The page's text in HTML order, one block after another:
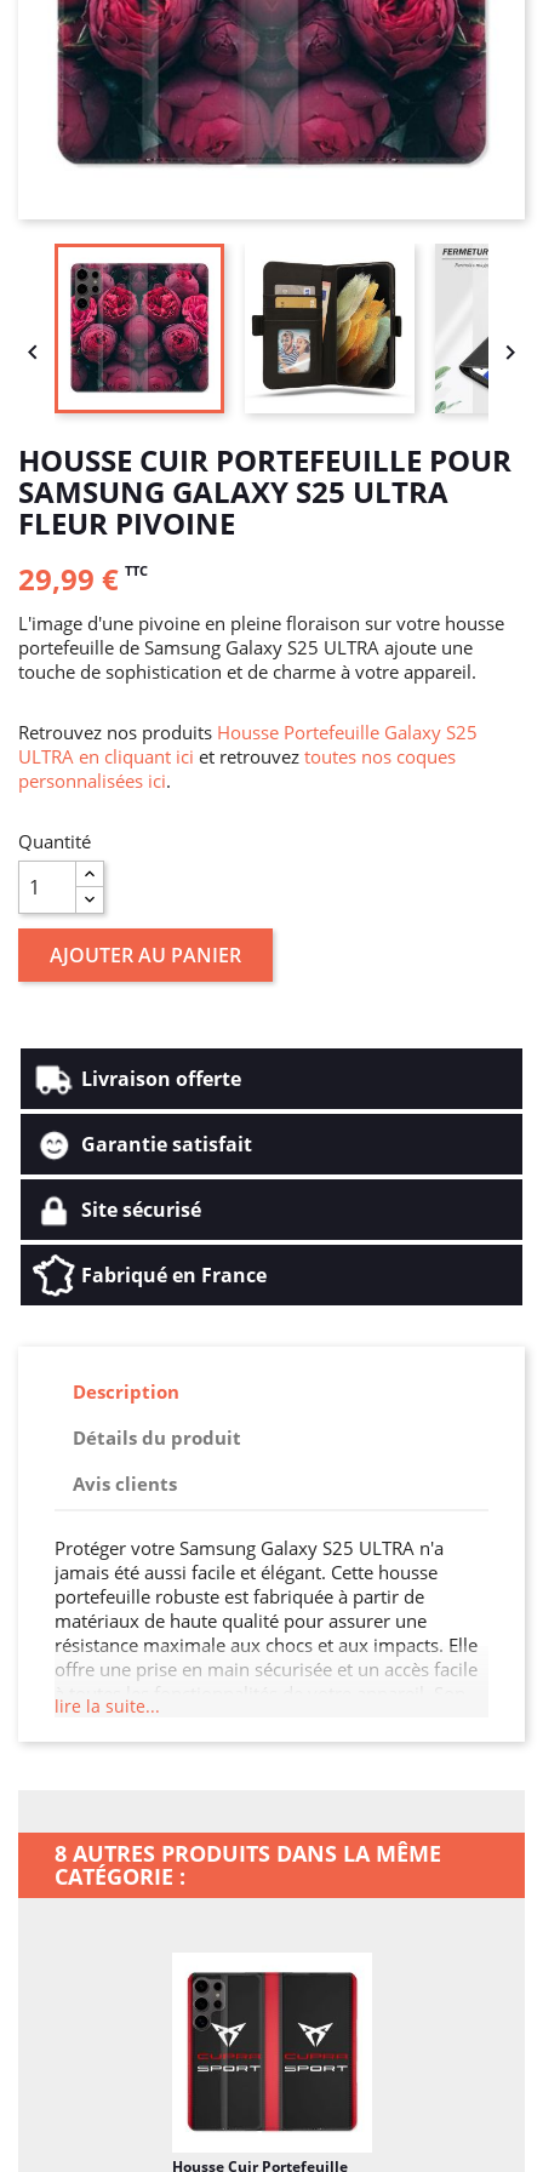
 
HOUSSE CUIR PORTEFEUILLE POUR
SAMSUNG GALAXY S25 ULTRA
FLEUR PIVOINE
29,99 € TTC
L'image d'une pivoine en pleine floraison sur votre housse
portefeuille de Samsung Galaxy S25 ULTRA ajoute une
touche de sophistication et de charme à votre appareil.
Retrouvez nos produits Housse Portefeuille Galaxy S25
ULTRA en cliquant ici et retrouvez toutes nos coques
personnalisées ici.
Quantité
AJOUTER AU PANIER
Livraison offerte
Garantie satisfait
Site sécurisé
Fabriqué en France
Description
Détails du produit
Avis clients
Protéger votre Samsung Galaxy S25 ULTRA n'a
jamais été aussi facile et élégant. Cette housse
portefeuille robuste est fabriquée à partir de
matériaux de haute qualité pour assurer une
résistance maximale aux chocs et aux impacts. Elle
offre une prise en main sécurisée et un accès facile
à toutes les fonctionnalités de votre appareil. Son
design fin et léger n'alourdit pas votre Samsung
Galaxy S25 ULTRA, tout en garantissant une
lire la suite...
8 AUTRES PRODUITS DANS LA MÊME
CATÉGORIE :
Housse Cuir Portefeuille